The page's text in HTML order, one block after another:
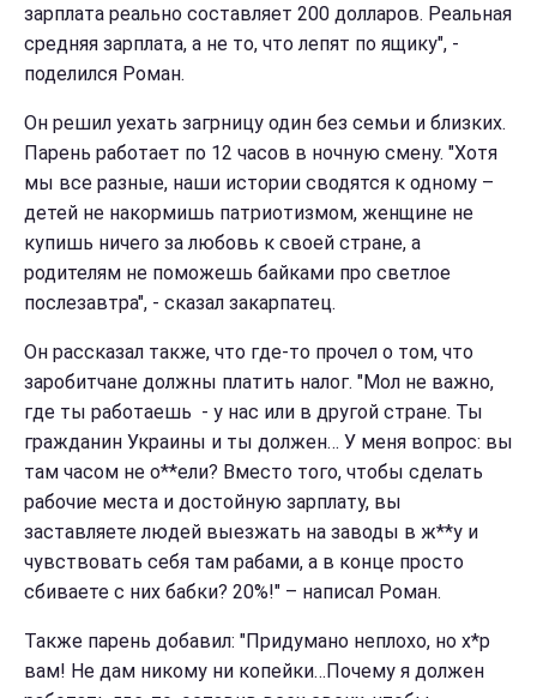
зарплата реально составляет 200 долларов. Реальная
средняя зарплата, а не то, что лепят по ящику", -
поделился Роман.
Он решил уехать загрницу один без семьи и близких.
Парень работает по 12 часов в ночную смену. "Хотя
мы все разные, наши истории сводятся к одному –
детей не накормишь патриотизмом, женщине не
купишь ничего за любовь к своей стране, а
родителям не поможешь байками про светлое
послезавтра", - сказал закарпатец.
Он рассказал также, что где-то прочел о том, что
заробитчане должны платить налог. "Мол не важно,
где ты работаешь - у нас или в другой стране. Ты
гражданин Украины и ты должен… У меня вопрос: вы
там часом не о**ели? Вместо того, чтобы сделать
рабочие места и достойную зарплату, вы
заставляете людей выезжать на заводы в ж**у и
чувствовать себя там рабами, а в конце просто
сбиваете с них бабки? 20%!" – написал Роман.
Также парень добавил: "Придумано неплохо, но х*р
вам! Не дам никому ни копейки…Почему я должен